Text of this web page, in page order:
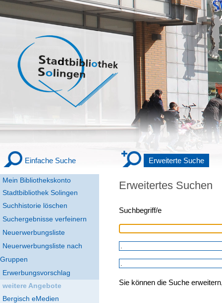
Mein Bibliothekskonto
Stadtbibliothek Solingen
Einfache Suche Erweiterte Suche
Suchhistorie löschen
Suchergebnisse verfeinern
Neuerwerbungsliste
Neuerwerbungsliste nach
Gruppen
Erwerbungsvorschlag
weitere Angebote
Bergisch eMedien
Erweitertes Suchen
Sie können die Suche
Suchbegriff/e